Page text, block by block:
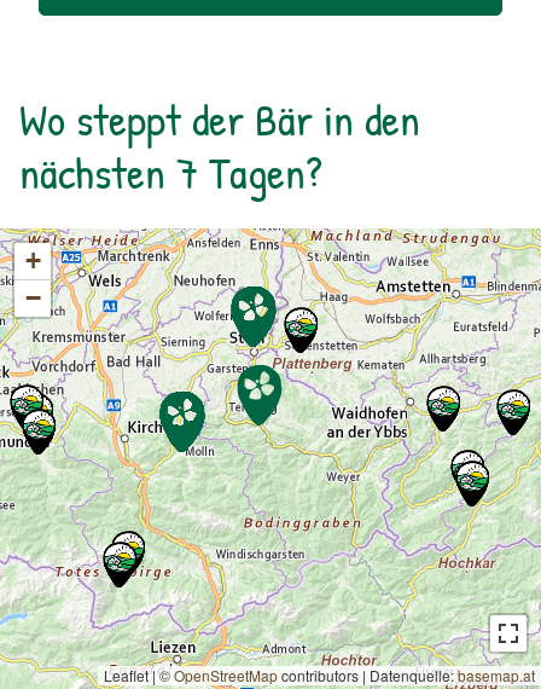
Wo steppt der Bär in den
nächsten 7 Tagen?
+
−
Leaflet | ©OpenStreetMapcontributors | Datenquelle:basemap.at